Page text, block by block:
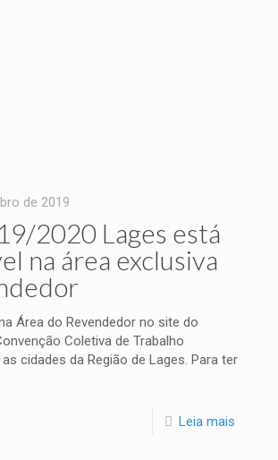
de 2019
2020 Lages está
na área exclusiva
Área do Revendedor no site do
Coletiva de Trabalho
cidades da Região de Lages. Para ter
Leia mais